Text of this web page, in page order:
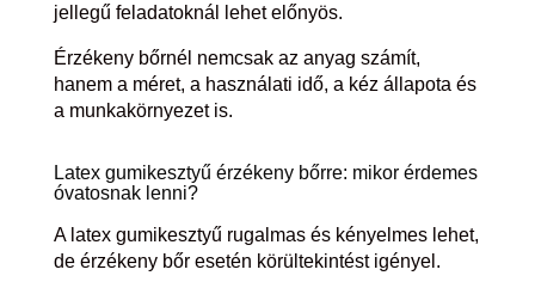
jellegű feladatoknál lehet előnyös.
Érzékeny bőrnél nemcsak az anyag számít,
hanem a méret, a használati idő, a kéz állapota és
a munkakörnyezet is.
Latex gumikesztyű érzékeny bőrre: mikor érdemes
óvatosnak lenni?
A latex gumikesztyű rugalmas és kényelmes lehet,
de érzékeny bőr esetén körültekintést igényel.